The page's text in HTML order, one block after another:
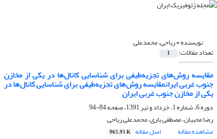
نویسنده =ریاحی، محمد‌علی
تعداد مقالات: 1
مقایسه روش‌‌های تجزیه‌طیفی برای شناسایی کانال‌‌ها در یکی از مخازن
جنوب غربی ایرانمقایسه روش‌‌های تجزیه‌طیفی برای شناسایی کانال‌‌ها در
یکی از مخازن جنوب غربی ایران
دوره 6، شماره 1، خرداد و تیر 1391، صفحه
84-94
رضا محبیان، مصطفی یاری، محمد‌علی ریاحی
مشاهده مقاله
اصل مقاله 965.95 K